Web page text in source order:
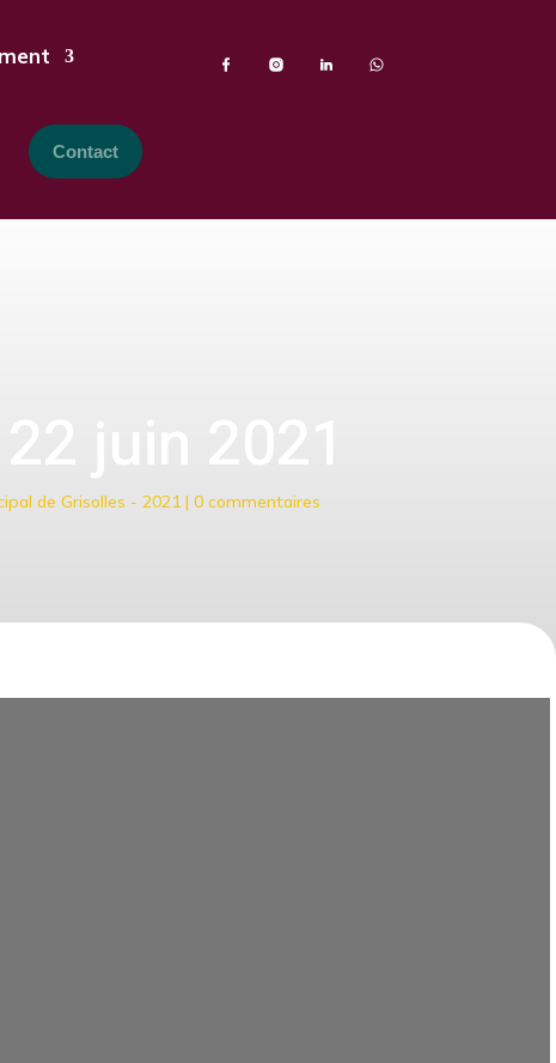
Contact
de Grisolles - 2021 | 0 commentaires